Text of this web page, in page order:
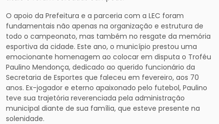
O apoio da Prefeitura e a parceria com a LEC foram
fundamentais não apenas na organização e estrutura de
todo o campeonato, mas também no resgate da memória
esportiva da cidade. Este ano, o município prestou uma
emocionante homenagem ao colocar em disputa o Troféu
Paulino Mendonça, dedicado ao querido funcionário da
Secretaria de Esportes que faleceu em fevereiro, aos 70
anos. Ex-jogador e eterno apaixonado pelo futebol, Paulino
teve sua trajetória reverenciada pela administração
municipal diante de sua família, que esteve presente na
solenidade.